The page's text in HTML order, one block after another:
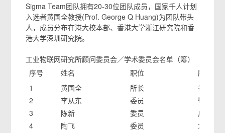
Sigma Team团队拥有20-30位团队成员，国家千人计划
入选者黄国全教授(Prof. George Q Huang)为团队带头
人，成员分布在港大校本部、香港大学浙江研究院和香
港大学深圳研究院。
工业物联网研究所顾问委员会／学术委员会名单（筹）
序号
姓名 职位
所在单
1
黄国全 所长
香港大
2
李从东 委员
暨南大
3
陈新 委员
广东工
4
陶飞 委员
北京航